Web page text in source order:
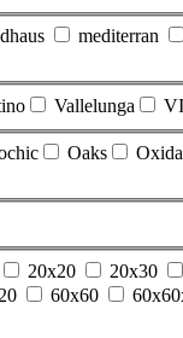
mediterran
Vallelunga
Oaks
20x20 20x30
60x60